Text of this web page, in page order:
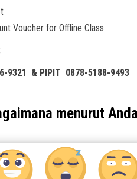
Voucher for Offline Class
9321 & PIPIT 0878-5188-9493
menurut